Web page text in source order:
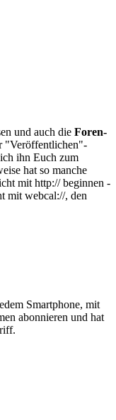
und auch die Foren-
"Veröffentlichen"-
ihn Euch zum
hat so manche
mit http:// beginnen -
mit webcal://, den
Smartphone, mit
abonnieren und hat